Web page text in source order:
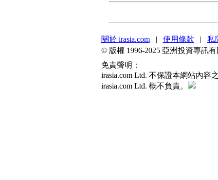
關於 irasia.com| 使用條款 | 私
© 版權 1996-2025 亞洲投資專訊
免責聲明：
irasia.com Ltd. 不保證本網站內
irasia.com Ltd. 概不負責。